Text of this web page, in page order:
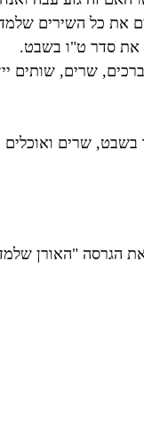
את כל השירים
את סדר ט"ו בשבט.
שרים, שותים
בשבט, שרים ואוכלים
הגרסה "האורן